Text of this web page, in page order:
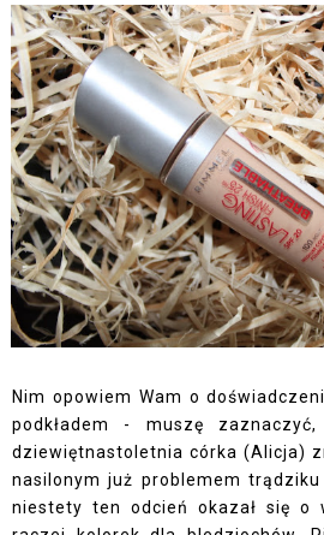
Nim opowiem Wam o
podkładem - muszę
dziewiętnastoletnia córka (Alicja)
nasilonym już problemem
niestety ten odcień okazał się o